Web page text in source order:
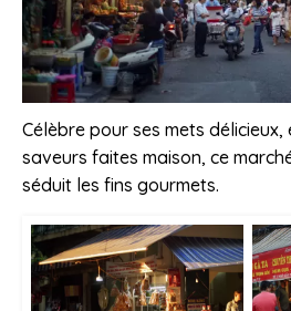
Célèbre pour ses mets
saveurs faites maison, ce
séduit les fins gourmets.